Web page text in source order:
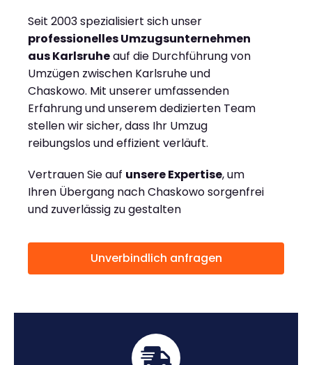
Seit 2003 spezialisiert sich unser
professionelles Umzugsunternehmen
aus Karlsruheauf die Durchführung von
Umzügen zwischen Karlsruhe und
Chaskowo. Mit unserer umfassenden
Erfahrung und unserem dedizierten Team
stellen wir sicher, dass Ihr Umzug
reibungslos und effizient verläuft.
Vertrauen Sie auf unsere Expertise, um
Ihren Übergang nach Chaskowo sorgenfrei
und zuverlässig zu gestalten
Unverbindlich anfragen